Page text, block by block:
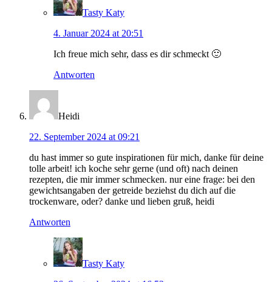
Tasty Katy
4. Januar 2024 at 20:51
Ich freue mich sehr, dass es dir schmeckt 🙂
Antworten
Heidi
22. September 2024 at 09:21
du hast immer so gute inspirationen für mich, danke für deine
tolle arbeit! ich koche sehr gerne (und oft) nach deinen
rezepten, die mir immer schmecken. nur eine frage: bei den
gewichtsangaben der getreide beziehst du dich auf die
trockenware, oder? danke und lieben gruß, heidi
Antworten
Tasty Katy